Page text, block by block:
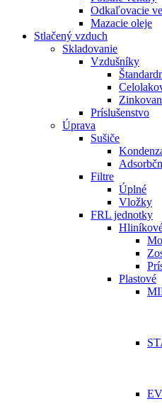
Odkaľovacie
Mazacie oleje
Stlačený vzduch
Skladovanie
Vzdušníky
Príslušenstvo
Úprava
Sušiče
Filtre
Úplné
Vložky
FRL jednotky
Plastové